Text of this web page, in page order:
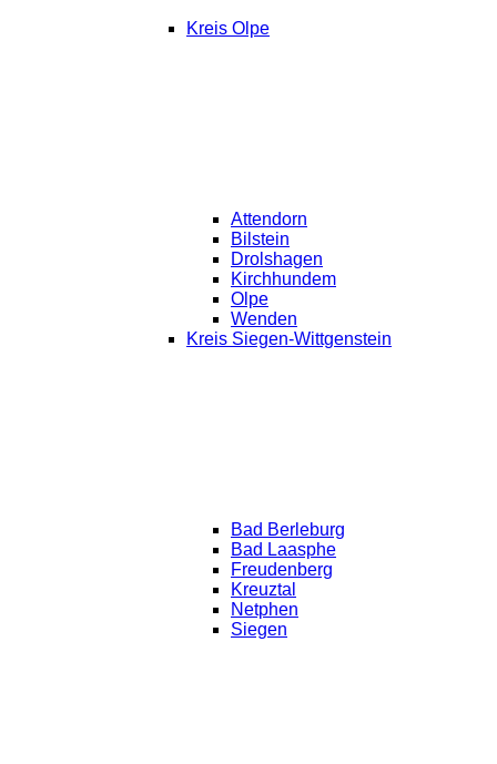
Kreis Olpe
Attendorn
Bilstein
Drolshagen
Kirchhundem
Olpe
Wenden
Kreis Siegen-Wittgenstein
Bad Berleburg
Bad Laasphe
Freudenberg
Kreuztal
Netphen
Siegen